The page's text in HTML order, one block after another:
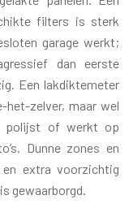
filters is sterk
garage werkt;
dan eerste
Een lakdiktemeter
het-zelver, maar wel
polijst of werkt op
Dunne zones en
extra voorzichtig
gewaarborgd.